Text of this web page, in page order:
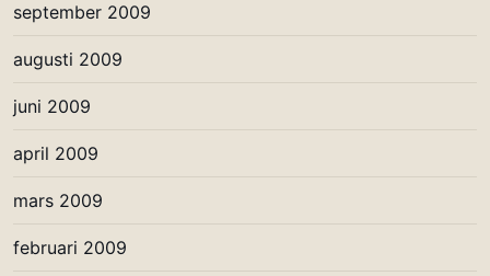
september 2009
augusti 2009
juni 2009
april 2009
mars 2009
februari 2009